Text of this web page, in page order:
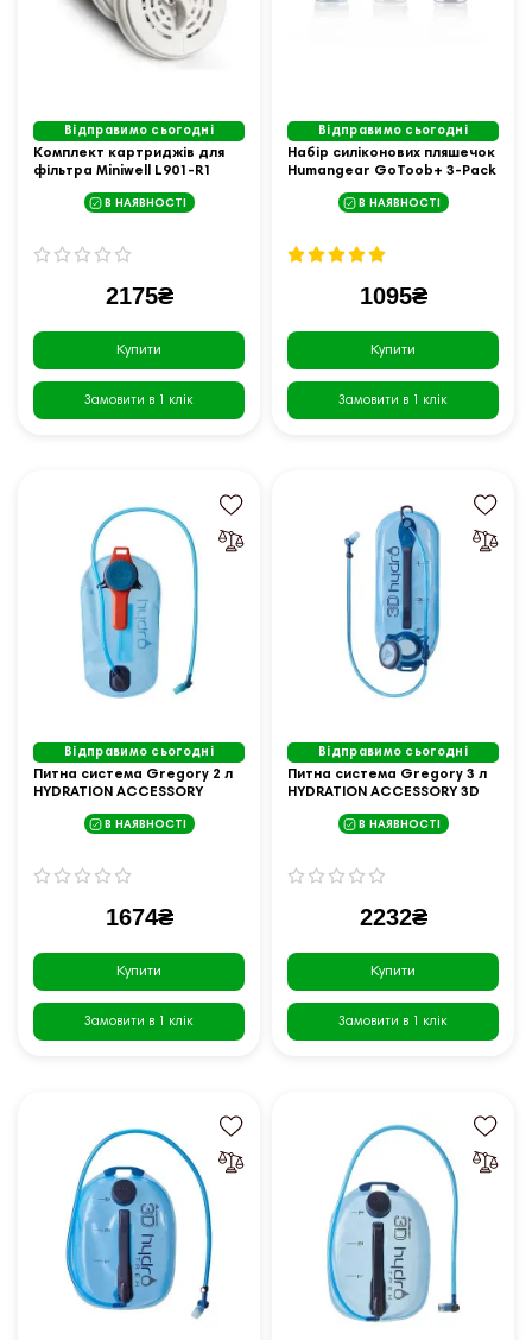
Відправимо сьогодні
Комплект картриджів для
фільтра Miniwell L901-R1
В НАЯВНОСТІ
2175₴
Купити
Замовити в 1 клік
Відправимо сьогодні
Набір силіконових пляшечок
Humangear GoToob+ 3-Pack
В НАЯВНОСТІ
1095₴
Купити
Замовити в 1 клік
Відправимо сьогодні
Питна система Gregory 2 л
HYDRATION ACCESSORY
145286/5583В НАЯВНОСТІ
1674₴
Купити
Замовити в 1 клік
Відправимо сьогодні
Питна система Gregory 3 л
HYDRATION ACCESSORY 3D
145287/5583В НАЯВНОСТІ
2232₴
Купити
Замовити в 1 клік